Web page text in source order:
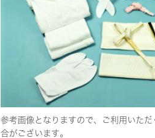
参考画像となりますので、ご利用いた
合がございます。